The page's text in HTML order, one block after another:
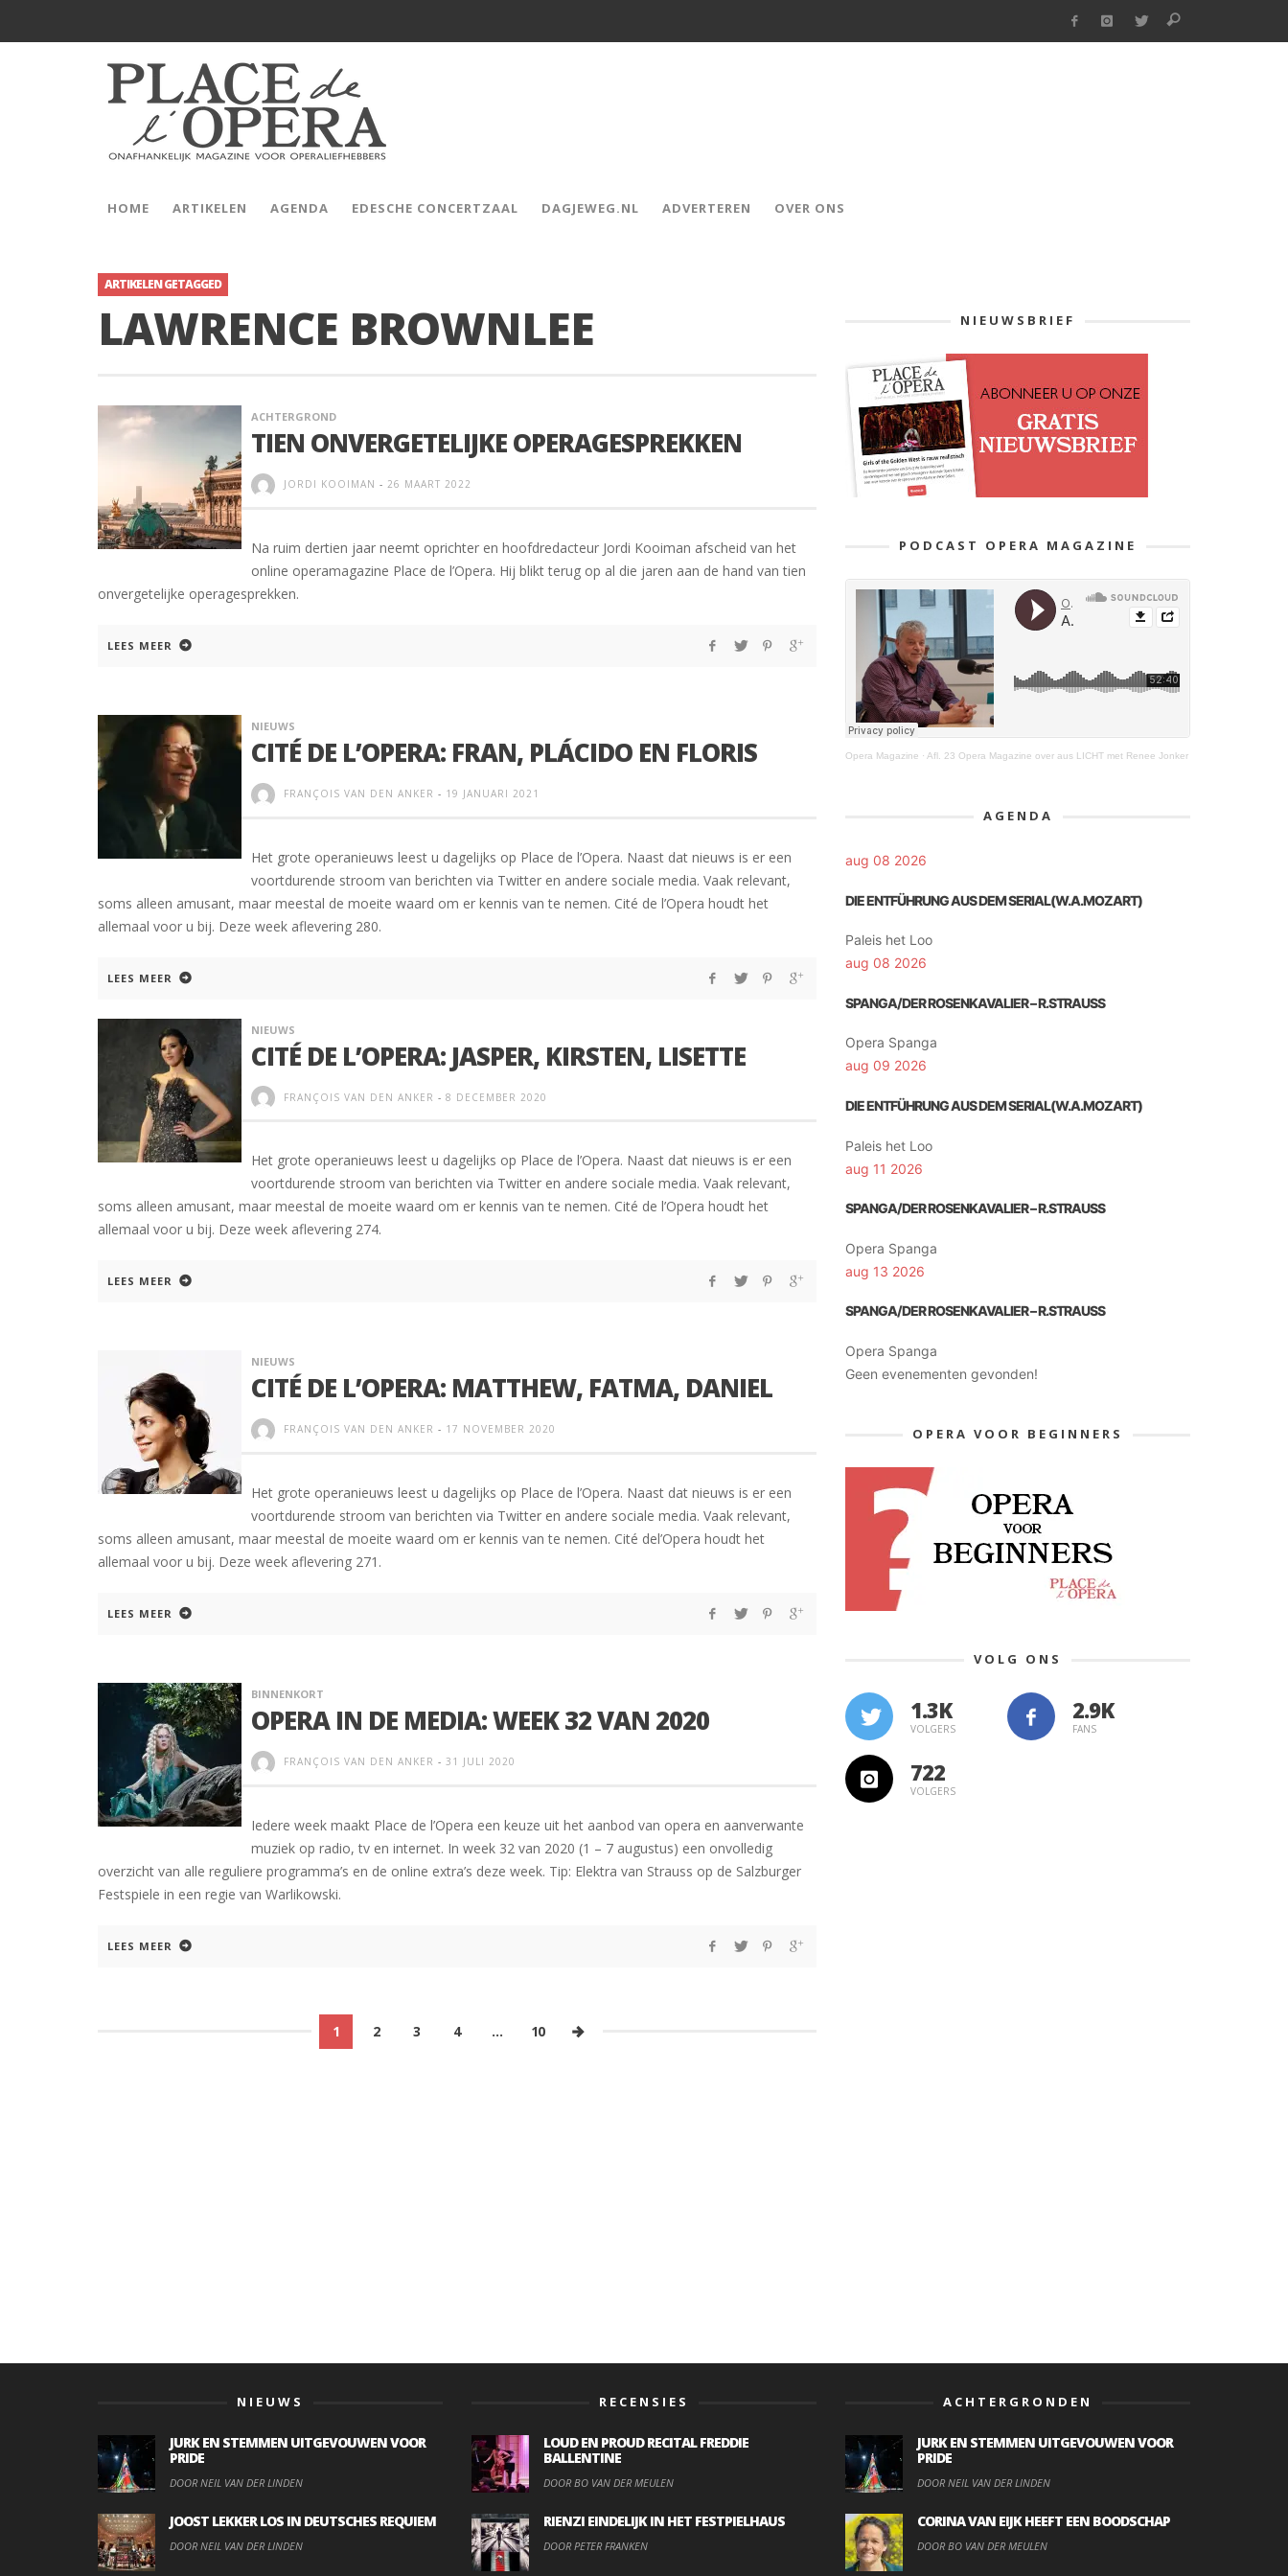
HOME ARTIKELEN AGENDA EDESCHE CONCERTZAAL DAGJEWEG.NL ADVERTEREN OVER ONS
ARTIKELEN GETAGGED
LAWRENCE BROWNLEE
ACHTERGROND
TIEN ONVERGETELIJKE OPERAGESPREKKEN
JORDI KOOIMAN - 26 MAART 2022
Na ruim dertien jaar neemt oprichter en hoofdredacteur Jordi Kooiman afscheid van het
online operamagazine Place de l’Opera. Hij blikt terug op al die jaren aan de hand van tien
onvergetelijke operagesprekken.
LEES MEER
NIEUWS
CITÉ DE L’OPERA: FRAN, PLÁCIDO EN FLORIS
FRANÇOIS VAN DEN ANKER - 19 JANUARI 2021
Het grote operanieuws leest u dagelijks op Place de l’Opera. Naast dat nieuws is er een
voortdurende stroom van berichten via Twitter en andere sociale media. Vaak relevant,
soms alleen amusant, maar meestal de moeite waard om er kennis van te nemen. Cité de l’Opera houdt het
allemaal voor u bij. Deze week aflevering 280.
LEES MEER
NIEUWS
CITÉ DE L’OPERA: JASPER, KIRSTEN, LISETTE
FRANÇOIS VAN DEN ANKER - 8 DECEMBER 2020
Het grote operanieuws leest u dagelijks op Place de l’Opera. Naast dat nieuws is er een
voortdurende stroom van berichten via Twitter en andere sociale media. Vaak relevant,
soms alleen amusant, maar meestal de moeite waard om er kennis van te nemen. Cité de l’Opera houdt het
allemaal voor u bij. Deze week aflevering 274.
LEES MEER
NIEUWS
CITÉ DE L’OPERA: MATTHEW, FATMA, DANIEL
FRANÇOIS VAN DEN ANKER - 17 NOVEMBER 2020
Het grote operanieuws leest u dagelijks op Place de l’Opera. Naast dat nieuws is er een
voortdurende stroom van berichten via Twitter en andere sociale media. Vaak relevant,
soms alleen amusant, maar meestal de moeite waard om er kennis van te nemen. Cité del’Opera houdt het
allemaal voor u bij. Deze week aflevering 271.
LEES MEER
BINNENKORT
OPERA IN DE MEDIA: WEEK 32 VAN 2020
FRANÇOIS VAN DEN ANKER - 31 JULI 2020
Iedere week maakt Place de l’Opera een keuze uit het aanbod van opera en aanverwante
muziek op radio, tv en internet. In week 32 van 2020 (1 – 7 augustus) een onvolledig
overzicht van alle reguliere programma’s en de online extra’s deze week. Tip: Elektra van Strauss op de Salzburger
Festspiele in een regie van Warlikowski.
LEES MEER
1 2 3 4 … 10
NIEUWSBRIEF
PODCAST OPERA MAGAZINE
Opera Magazine · Afl. 23 Opera Magazine over aus LICHT met Renee Jonker
AGENDA
aug 08 2026
DIE ENTFÜHRUNG AUS DEM SERIAL(W.A.MOZART)
Paleis het Loo
aug 08 2026
SPANGA/DER ROSENKAVALIER – R.STRAUSS
Opera Spanga
aug 09 2026
DIE ENTFÜHRUNG AUS DEM SERIAL(W.A.MOZART)
Paleis het Loo
aug 11 2026
SPANGA/DER ROSENKAVALIER – R.STRAUSS
Opera Spanga
aug 13 2026
SPANGA/DER ROSENKAVALIER – R.STRAUSS
Opera Spanga
Geen evenementen gevonden!
OPERA VOOR BEGINNERS
VOLG ONS
1.3K
VOLGERS FANS
722
VOLGERS
NIEUWS
JURK EN STEMMEN UITGEVOUWEN VOOR
PRIDE
DOOR NEIL VAN DER LINDEN
JOOST LEKKER LOS IN DEUTSCHES REQUIEM
DOOR NEIL VAN DER LINDEN
RECENSIES
LOUD EN PROUD RECITAL FREDDIE
BALLENTINE
DOOR BO VAN DER MEULEN
RIENZI EINDELIJK IN HET FESTPIELHAUS
DOOR PETER FRANKEN
ACHTERGRONDEN
JURK EN STEMMEN UITGEVOUWEN VOOR
PRIDE
DOOR NEIL VAN DER LINDEN
CORINA VAN EIJK HEEFT EEN BOODSCHAP
DOOR BO VAN DER MEULEN